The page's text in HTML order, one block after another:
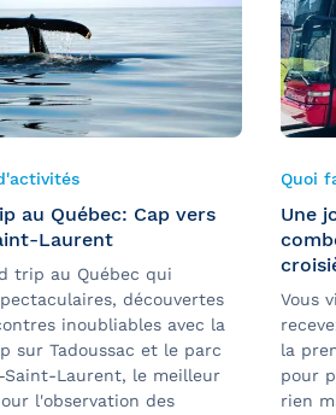
au Québec: Cap vers
Laurent
trip au Québec qui
découvertes
inoubliables avec la
sur Tadoussac et le parc
Saint-Laurent, le meilleur
l'observation des
Quoi
Une
Vous
la
pour
rien